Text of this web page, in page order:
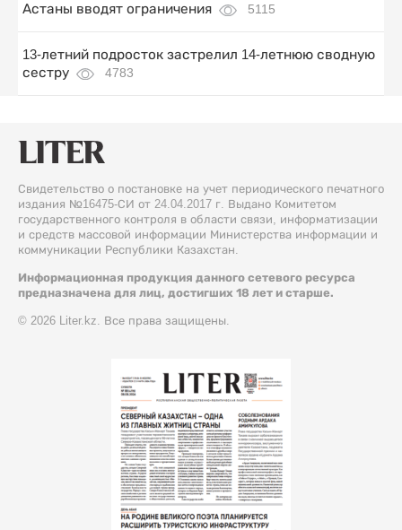
Астаны вводят ограничения
5115
13-летний подросток застрелил 14-летнюю сводную
сестру
4783
Свидетельство о постановке на учет периодического печатного
издания №16475-СИ от 24.04.2017 г. Выдано Комитетом
государственного контроля в области связи, информатизации
и средств массовой информации Министерства информации и
коммуникации Республики Казахстан.
Информационная продукция данного сетевого ресурса
предназначена для лиц, достигших 18 лет и старше.
© 2026 Liter.kz. Все права защищены.